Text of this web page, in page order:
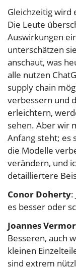
Gleichzeitig wird
Die Leute
Auswirkungen
unterschätzen
anschaut, was
alle nutzen
supply chain
verbessern und
erleichtern,
sehen. Aber wir
Anfang steht; es
die Modelle
verändern, und
detailliertere
Conor Doherty:
es besser oder
Joannes
Besseren, auch
kleinen
sind extrem